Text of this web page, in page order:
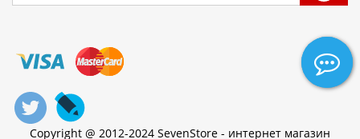
Copyright @ 2012-2024 SevenStore - интернет магазин